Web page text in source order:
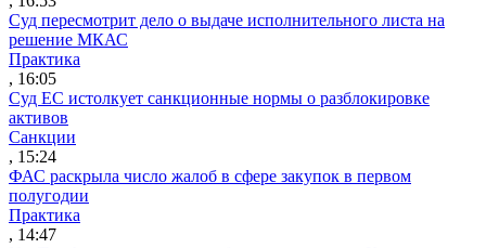
Суд пересмотрит дело о выдаче исполнительного листа на
решение МКАС
Практика
, 16:05
Суд ЕС истолкует санкционные нормы о разблокировке
активов
Санкции
, 15:24
ФАС раскрыла число жалоб в сфере закупок в первом
полугодии
Практика
, 14:47